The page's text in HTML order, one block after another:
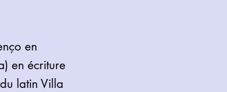
en
en écriture
latin Villa